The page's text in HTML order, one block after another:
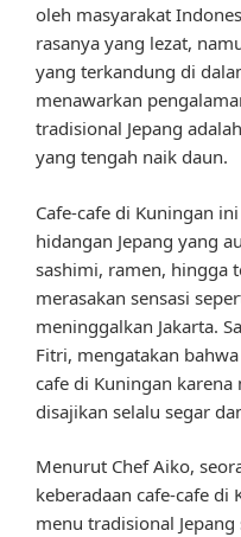
oleh masyarakat
rasanya yang lezat,
yang terkandung di
menawarkan
tradisional Jepang
yang tengah naik daun.
Cafe-cafe di Kuningan
hidangan Jepang yang
sashimi, ramen, hingga
merasakan sensasi
meninggalkan Jakarta.
Fitri, mengatakan
cafe di Kuningan karena
disajikan selalu segar
Menurut Chef Aiko,
keberadaan cafe-cafe di
menu tradisional